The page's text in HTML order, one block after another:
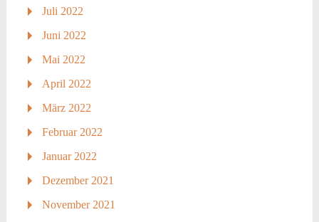
Juli 2022
Juni 2022
Mai 2022
April 2022
März 2022
Februar 2022
Januar 2022
Dezember 2021
November 2021